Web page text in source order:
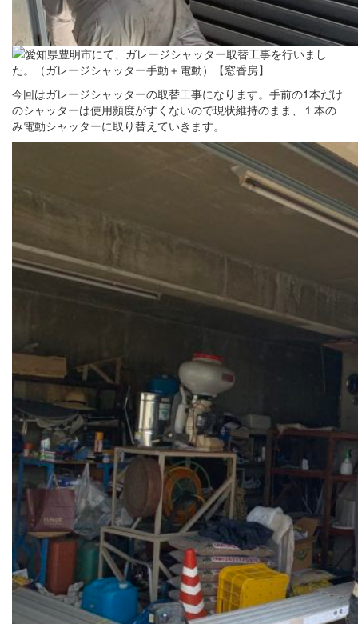
今回はガレージシャッターの取替工事になります。手前の1本だけ
のシャッターは使用頻度がすくないので現状維持のまま、１本の
み電動シャッターに取り替えていきます。